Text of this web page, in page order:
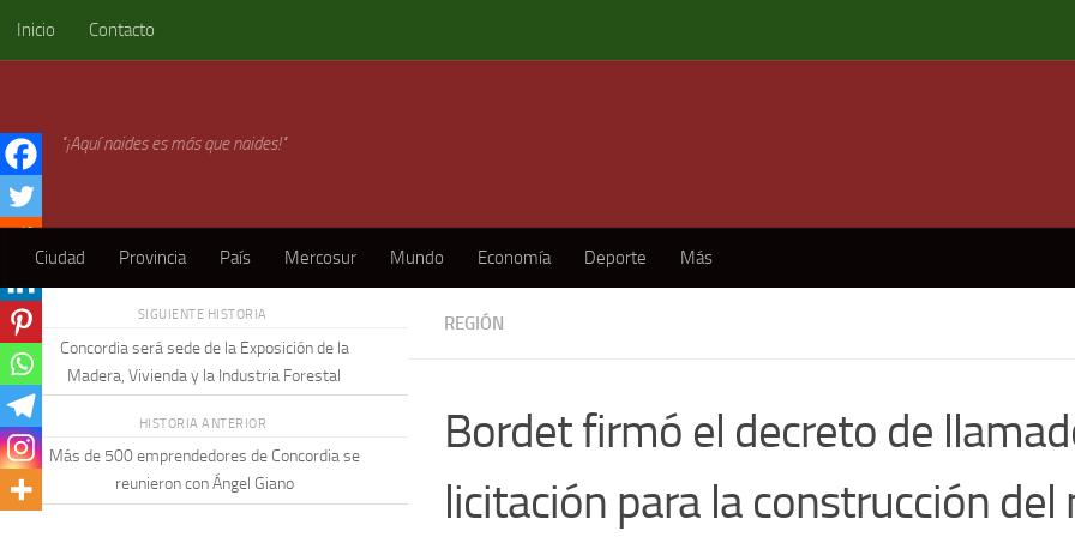
Skip to content
Inicio Contacto
"¡Aquí naides es más que naides!"
Ciudad Provincia País Mercosur Mundo Economía Deporte Más
REGIÓN
Bordet firmó el decreto de
licitación para la construcción del
SIGUIENTE HISTORIA
Concordia será sede de la Exposición de la
Madera, Vivienda y la Industria Forestal
HISTORIA ANTERIOR
Más de 500 emprendedores de Concordia se
reunieron con Ángel Giano